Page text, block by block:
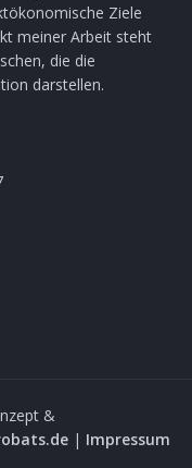
Ziele
meiner Arbeit steht
die die
darstellen.
&
| Impressum